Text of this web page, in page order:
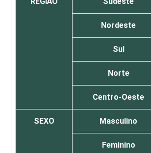
Nordeste
Sul
Norte
Centro-Oeste
SEXO Masculino
Feminino